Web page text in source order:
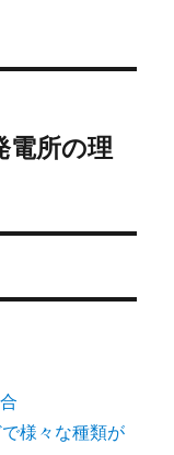
電所の理
様々な種類が